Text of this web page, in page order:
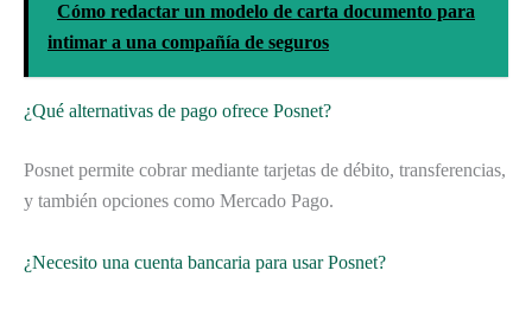
Cómo redactar un modelo de carta documento para
intimar a una compañía de seguros
¿Qué alternativas de pago ofrece Posnet?
Posnet permite cobrar mediante tarjetas de débito, transferencias,
y también opciones como Mercado Pago.
¿Necesito una cuenta bancaria para usar Posnet?